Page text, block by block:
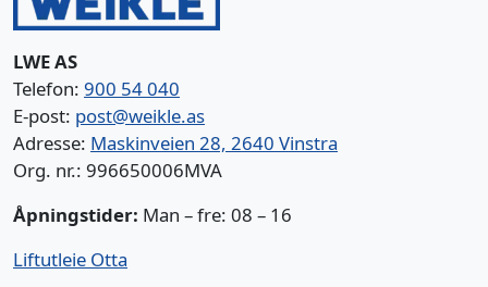
LWE AS
Telefon: 900 54 040
E-post: post@weikle.as
Adresse: Maskinveien 28, 2640 Vinstra
Org. nr.: 996650006MVA
Åpningstider: Man – fre: 08 – 16
Liftutleie Otta